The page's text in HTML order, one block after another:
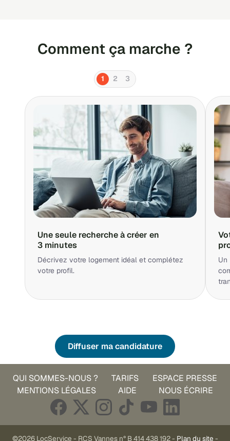
Comment ça marche ?
1 2 3
Une seule recherche à créer en
3 minutes
Décrivez votre logement idéal et complétez
votre profil.
Un
Diffuser ma candidature
QUI SOMMES-NOUS ? TARIFS
ESPACE PRESSE
MENTIONS LÉGALES
AIDE NOUS ÉCRIRE
©2026 LocService - RCS Vannes n° B 414 438 192 - Plan du site -